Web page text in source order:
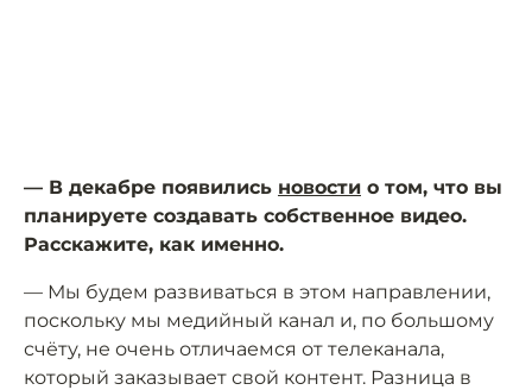
— В декабре появились новости о том, что вы
планируете создавать собственное видео.
Расскажите, как именно.
— Мы будем развиваться в этом направлении,
поскольку мы медийный канал и, по большому
счёту, не очень отличаемся от телеканала,
который заказывает свой контент. Разница в